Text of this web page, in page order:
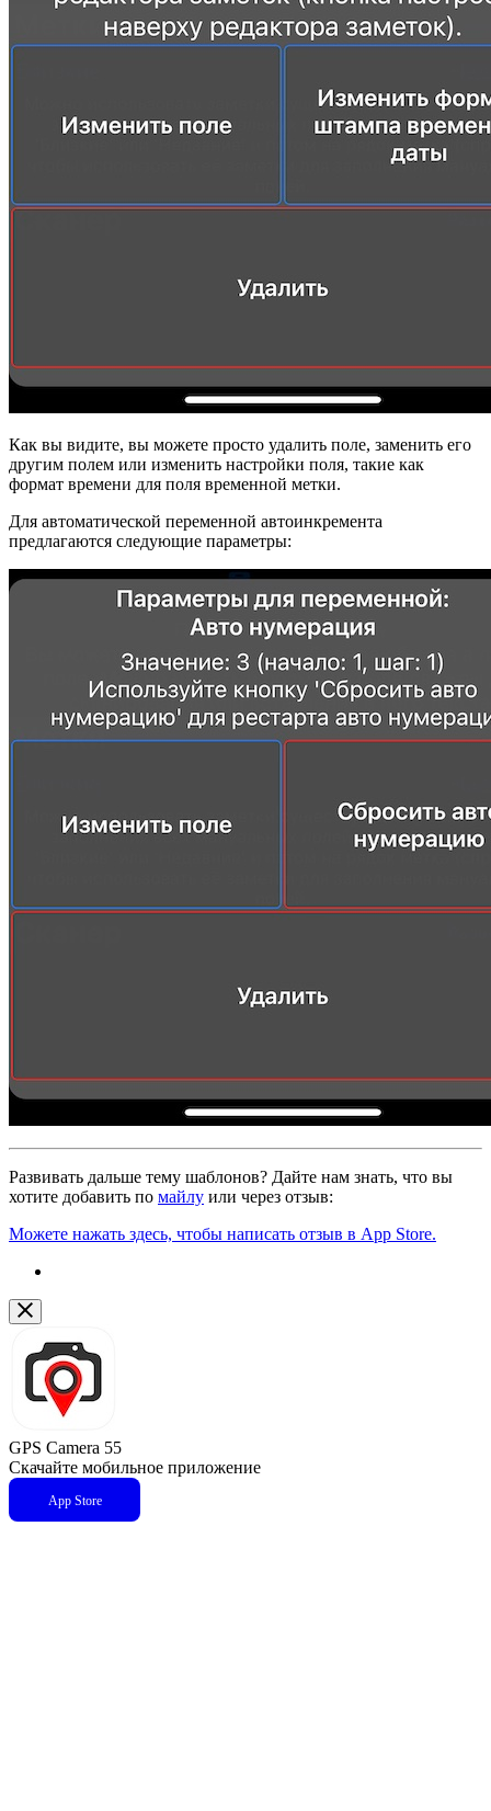
Как вы видите, вы можете просто удалить поле, заменить его
другим полем или изменить настройки поля, такие как
формат времени для поля временной метки.
Для автоматической переменной автоинкремента
предлагаются следующие параметры:
Развивать дальше тему шаблонов? Дайте нам знать, что вы
хотите добавить по майлу или через отзыв:
Можете нажать здесь, чтобы написать отзыв в App Store.
GPS Camera 55
Скачайте мобильное приложение
App Store